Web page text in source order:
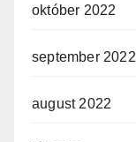
október 2022
september 2022
august 2022